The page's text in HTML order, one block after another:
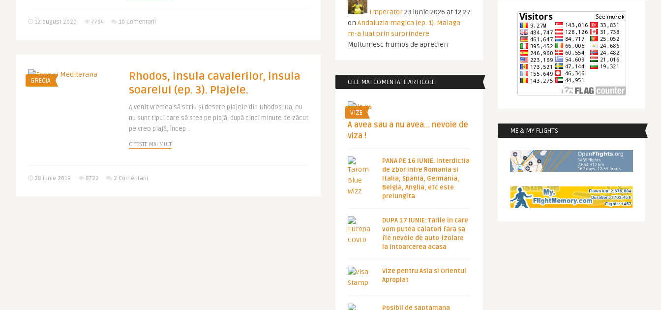
12 august 2020 7794 10 Comentarii
GRECIA
Rhodos, insula cavalerilor, insula
soarelui (ep. 3). Plajele.
A venit vremea să scriu și despre plajele din Rhodos. Da, eu
nu sunt tipul care să stea pe plajă, după cinci minute de zăcut
pe vreo plajă, încep ..
CITEȘTE MAI MULT
28 iunie 2019 8722 2 Comentarii
Imperator23 iunie 2026 at 12:27
on Andaluzia magica (ep. 1). Malaga
m-a luat prin surprindere
Multumesc frumos de aprecieri
CELE MAI COMENTATE ARTICOLE
VIZE
A avea sau a nu avea… nevoie de
viza !
PANA PE 16 IUNIE. Interdictia
de zbor intre Romania si
Italia, Spania, Germania,
Belgia, Anglia, etc este
prelungita
DUPA 17 IUNIE: Tarile in care
vom putea calatori fara sa
fie nevoie de auto-izolare
la intoarcerea acasa
Vize pentru Asia si Orientul
Apropiat
Posibil de saptamana
ME & MY FLIGHTS